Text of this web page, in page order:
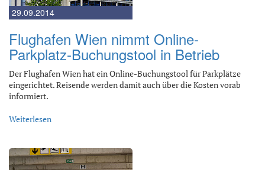
29.09.2014
Flughafen Wien nimmt Online-
Parkplatz-Buchungstool in Betrieb
Der Flughafen Wien hat ein Online-Buchungstool für Parkplätze
eingerichtet. Reisende werden damit auch über die Kosten vorab
informiert.
Weiterlesen